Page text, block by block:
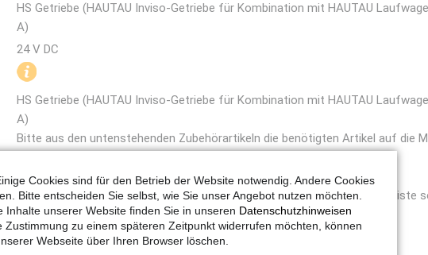
HS Getriebe (HAUTAU Inviso-Getriebe für Kombination mit HAUTAU
A)
24 V DC
HS Getriebe (HAUTAU Inviso-Getriebe für Kombination mit HAUTAU
A)
Bitte aus den untenstehenden Zubehörartikeln die benötigten Artikel auf die
Hinweis: Der Artikel 105 (Getriebe HAUTAU) lässt sich nicht auf die Merkliste
Spannung: 24 V DC
Cookies sind für den Betrieb der Website notwendig. Andere Cookies
Bitte entscheiden Sie selbst, wie Sie unser Angebot nutzen möchten.
unserer Website finden Sie in unseren Datenschutzhinweisen
Zustimmung zu einem späteren Zeitpunkt widerrufen möchten, können
Webseite über Ihren Browser löschen.